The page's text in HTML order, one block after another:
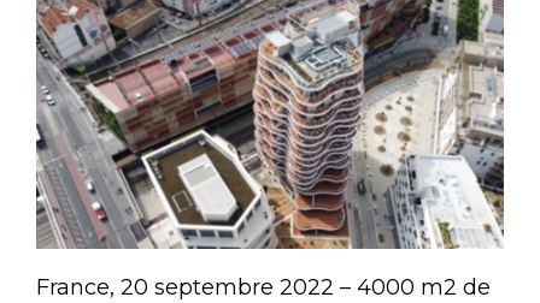
France, 20 septembre 2022 – 4000 m2 de